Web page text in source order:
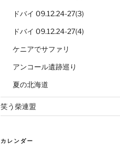
ドバイ 09.12.24-27(3)
ドバイ 09.12.24-27(4)
ケニアでサファリ
アンコール遺跡巡り
夏の北海道
笑う柴連盟
カレンダー